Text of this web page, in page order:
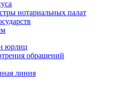
нотариальных палат
юрлиц
обращений
линия